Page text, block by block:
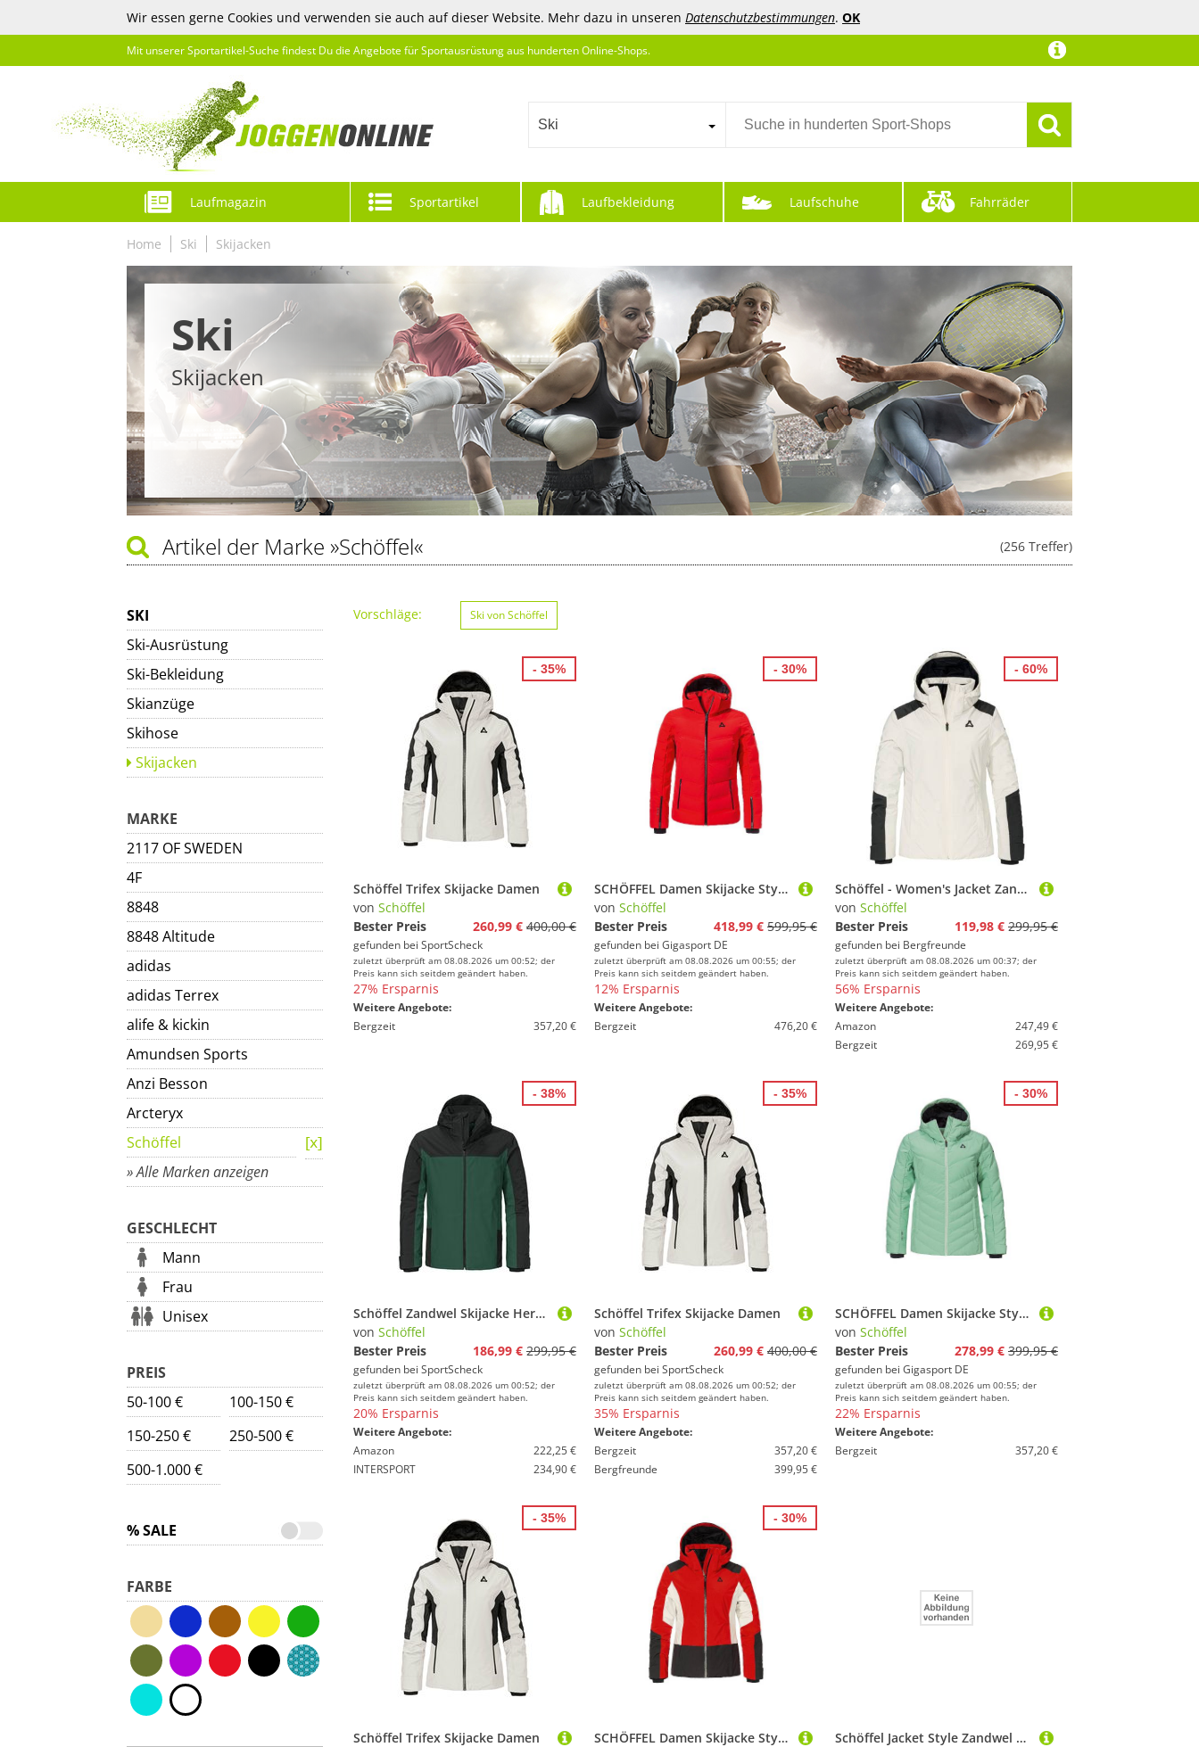
Wir essen gerne Cookies und verwenden sie auch auf dieser Website. Mehr dazu in unseren Datenschutzbestimmungen. OK
Mit unserer Sportartikel-Suche findest Du die Angebote für Sportausrüstung aus hunderten Online-Shops.
Ski
Laufmagazin Sportartikel Laufbekleidung Laufschuhe Fahrräder
Home Ski Skijacken
Ski
Skijacken
(256 Treffer)
Artikel der Marke »Schöffel«
SKI
Ski-Ausrüstung
Ski-Bekleidung
Skianzüge
Skihose
Skijacken
MARKE
2117 OF SWEDEN
4F
8848
8848 Altitude
adidas
adidas Terrex
alife & kickin
Amundsen Sports
Anzi Besson
Arcteryx
Schöffel
» Alle Marken anzeigen
GESCHLECHT
Mann
Frau
Unisex
PREIS
50-100 €
100-150 €
150-250 €
250-500 €
500-1.000 €
% SALE
FARBE
Vorschläge: Ski von Schöffel
Schöffel Trifex Skijacke Damen
von Schöffel
Bester Preis
260,99 € 400,00 €
gefunden bei SportScheck
zuletzt überprüft am 08.08.2026 um 00:52; der
Preis kann sich seitdem geändert haben.
27% Ersparnis
Weitere Angebote:
Bergzeit
357,20 €
- 35%
SCHÖFFEL Damen Skijacke Style Caldirola rot | 40
von Schöffel
Bester Preis
418,99 € 599,95 €
gefunden bei Gigasport DE
zuletzt überprüft am 08.08.2026 um 00:55; der
Preis kann sich seitdem geändert haben.
12% Ersparnis
Weitere Angebote:
Bergzeit
476,20 €
- 30%
Schöffel - Women's Jacket Zandwel - Skijacke Gr 46 weiß
von Schöffel
Bester Preis
119,98 € 299,95 €
gefunden bei Bergfreunde
zuletzt überprüft am 08.08.2026 um 00:37; der
Preis kann sich seitdem geändert haben.
56% Ersparnis
Weitere Angebote:
Amazon
247,49 €
Bergzeit
269,95 €
- 60%
Schöffel Zandwel Skijacke Herren
von Schöffel
Bester Preis
186,99 € 299,95 €
gefunden bei SportScheck
zuletzt überprüft am 08.08.2026 um 00:52; der
Preis kann sich seitdem geändert haben.
20% Ersparnis
Weitere Angebote:
Amazon
222,25 €
INTERSPORT
234,90 €
- 38%
Schöffel Trifex Skijacke Damen
von Schöffel
Bester Preis
260,99 € 400,00 €
gefunden bei SportScheck
zuletzt überprüft am 08.08.2026 um 00:52; der
Preis kann sich seitdem geändert haben.
35% Ersparnis
Weitere Angebote:
Bergzeit
357,20 €
Bergfreunde
399,95 €
- 35%
SCHÖFFEL Damen Skijacke Style Alerce hellgrün | 40
von Schöffel
Bester Preis
278,99 € 399,95 €
gefunden bei Gigasport DE
zuletzt überprüft am 08.08.2026 um 00:55; der
Preis kann sich seitdem geändert haben.
22% Ersparnis
Weitere Angebote:
Bergzeit
357,20 €
- 30%
Schöffel Trifex Skijacke Damen
- 35%
SCHÖFFEL Damen Skijacke Style Zandwel rot | 36
- 30%
Schöffel Jacket Style Zandwel WMS